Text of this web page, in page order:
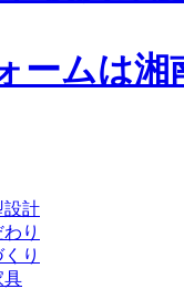
ームは湘
設計
り
り
具